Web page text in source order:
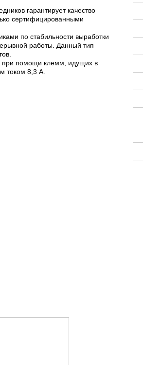
гарантирует качество
сертифицированными
по стабильности выработки
работы. Данный тип
при помощи клемм, идущих в
током 8,3 А.